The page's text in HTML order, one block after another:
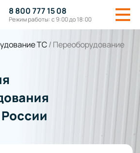
8 800 777 15 08
Режим работы: с 9:00 до 18:00
ТС/ Переоборудование
России